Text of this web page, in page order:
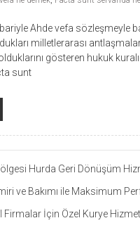
Ahde vefa sözleşmeyle
milletlerarası
gösteren hukuk
sunt
Hurda Geri Dönüşüm
ve Bakımı ile Maksimum
Firmalar İçin Özel Kurye